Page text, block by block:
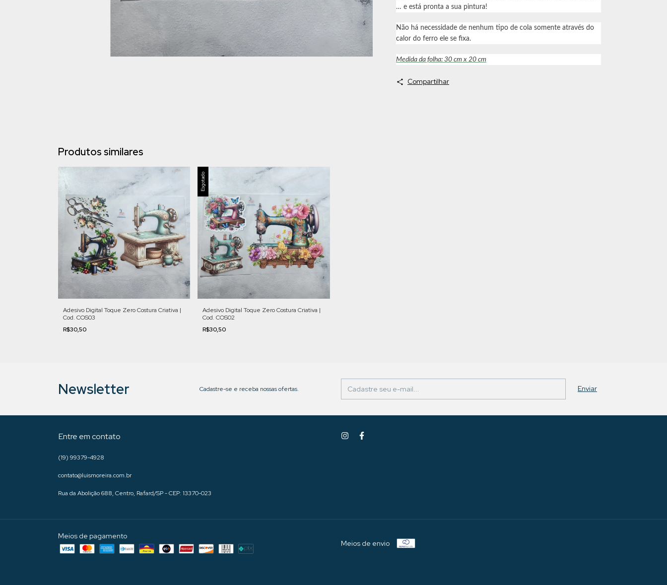
… e está pronta a sua pintura!
Não há necessidade de nenhum tipo de cola somente através do
calor do ferro ele se fixa.
Medida da folha: 30 cm x 20 cm
Compartilhar
Produtos similares
Adesivo Digital Toque Zero Costura Criativa |
Cod. COS03
R$30,50
Esgotado
Adesivo Digital Toque Zero Costura Criativa |
Cod. COS02
R$30,50
Newsletter Cadastre-se e receba nossas ofertas.
Entre em contato
(19) 99379-4928
contato@luismoreira.com.br
Rua da Abolição 688, Centro, Rafard/SP - CEP: 13370-023
Meios de pagamento
Meios de envio